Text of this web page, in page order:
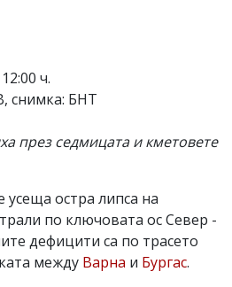
ч.
снимка: БНТ
през седмицата и кметовете
усеща остра липса на
по ключовата ос Север -
дефицити са по трасето
между Варна и Бургас.